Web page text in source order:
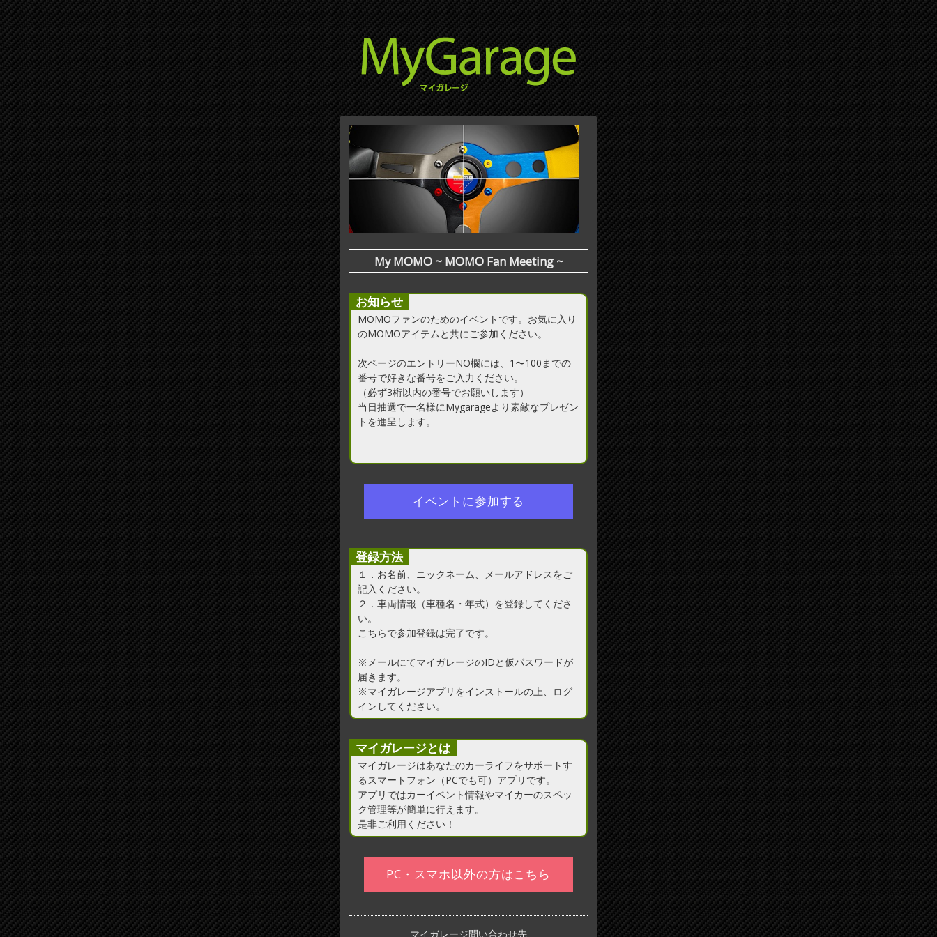
My MOMO ~ MOMO Fan Meeting ~
お知らせ
MOMOファンのためのイベントです。お気に入り
のMOMOアイテムと共にご参加ください。
次ページのエントリーNO欄には、1〜100までの
番号で好きな番号をご入力ください。
（必ず3桁以内の番号でお願いします）
当日抽選で一名様にMygarageより素敵なプレゼン
トを進呈します。
登録方法
１．お名前、ニックネーム、メールアドレスをご
記入ください。
２．車両情報（車種名・年式）を登録してくださ
い。
こちらで参加登録は完了です。
※メールにてマイガレージのIDと仮パスワードが
届きます。
※マイガレージアプリをインストールの上、ログ
インしてください。
マイガレージとは
マイガレージはあなたのカーライフをサポートす
るスマートフォン（PCでも可）アプリです。
アプリではカーイベント情報やマイカーのスペッ
ク管理等が簡単に行えます。
是非ご利用ください！
マイガレージ問い合わせ先